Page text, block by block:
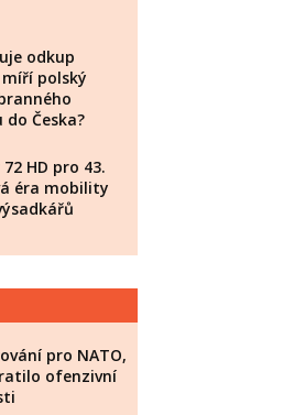
odkup
míří polský
Česka?
72 HD pro 43.
éra mobility
pro NATO,
ofenzivní